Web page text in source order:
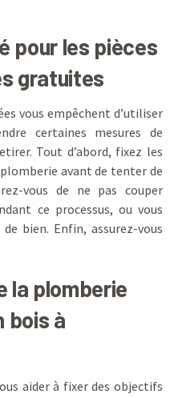
pour les pièces
gratuites
vous empêchent d’utiliser
certaines mesures de
Tout d’abord, fixez les
avant de tenter de
vous de ne pas couper
ce processus, ou vous
bien. Enfin, assurez-vous
la plomberie
bois à
aider à fixer des objectifs